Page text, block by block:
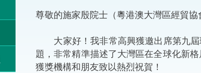
法律樞紐
促成交易和爭議解決服務中心
尊敬的施家殷院士（粵港澳大灣區經貿
大家好！我非常高興獲邀出席第九屆
題，非常精準描述了大灣區在全球化新
獲獎機構和朋友致以熱烈祝賀！